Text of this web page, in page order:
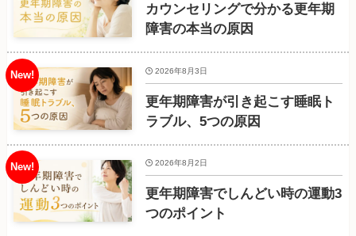
カウンセリングで分かる更年期
障害の本当の原因
更年期障害が引き起こす睡眠ト
ラブル、5つの原因
2026年8月3日
更年期障害でしんどい時の運動3
つのポイント
2026年8月2日